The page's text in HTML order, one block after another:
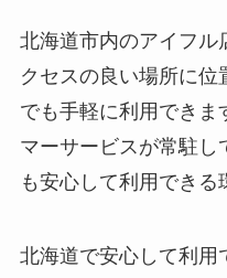
北海道市内のアイフル
クセスの良い場所に
でも手軽に利用できま
マーサービスが常駐し
も安心して利用できる
北海道で安心して利用